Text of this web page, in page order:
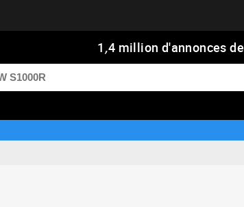
1 ,4 million d'annonces de